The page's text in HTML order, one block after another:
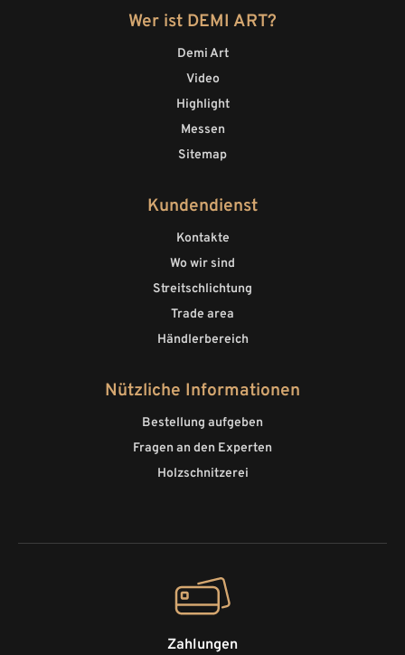
Wer ist DEMI ART?
Demi Art
Video
Highlight
Messen
Sitemap
Kundendienst
Kontakte
Wo wir sind
Streitschlichtung
Trade area
Händlerbereich
Nützliche Informationen
Bestellung aufgeben
Fragen an den Experten
Holzschnitzerei
Zahlungen